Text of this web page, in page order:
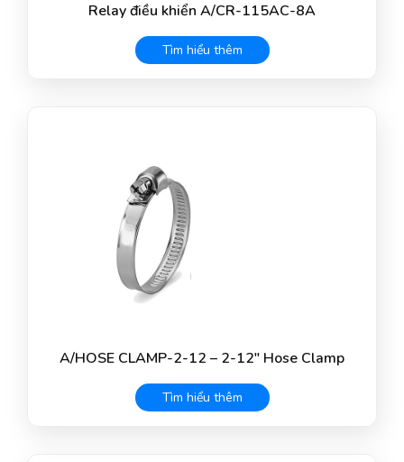
Relay điều khiển A/CR-115AC-8A
Tìm hiểu thêm
A/HOSE CLAMP-2-12 – 2-12" Hose Clamp
Tìm hiểu thêm